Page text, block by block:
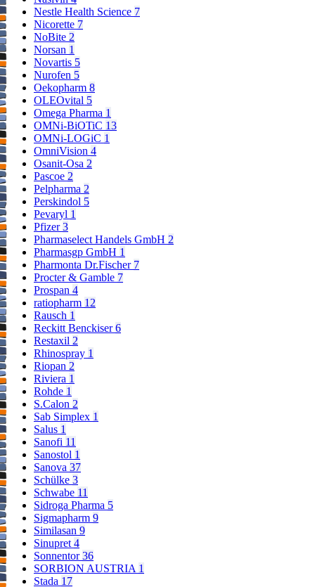
Nestle Health Science 7
Nicorette 7
NoBite 2
Norsan 1
Novartis 5
Nurofen 5
Oekopharm 8
OLEOvital 5
Omega Pharma 1
OMNi-BiOTiC 13
OMNi-LOGiC 1
OmniVision 4
Osanit-Osa 2
Pascoe 2
Pelpharma 2
Perskindol 5
Pevaryl 1
Pfizer3
Pharmaselect Handels GmbH 2
Pharmasgp GmbH 1
Pharmonta Dr.Fischer 7
Procter & Gamble 7
Prospan 4
ratiopharm 12
Rausch 1
Reckitt Benckiser6
Restaxil 2
Rhinospray 1
Riopan 2
Riviera 1
Rohde 1
S.Calon 2
Sab Simplex 1
Salus 1
Sanofi 11
Sanostol 1
Sanova 37
Schülke 3
Schwabe 11
Sidroga Pharma 5
Sigmapharm 9
Similasan 9
Sinupret 4
Sonnentor36
SORBION AUSTRIA 1
Stada 17